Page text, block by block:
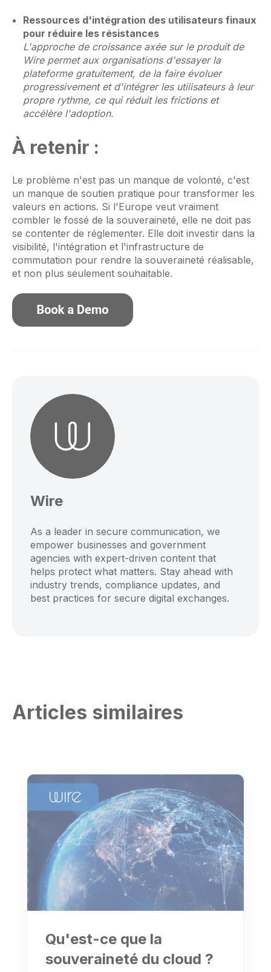
Ressources d'intégration des utilisateurs finaux
pour réduire les résistances
L'approche de croissance axée sur le produit de
Wire permet aux organisations d'essayer la
plateforme gratuitement, de la faire évoluer
progressivement et d'intégrer les utilisateurs à leur
propre rythme, ce qui réduit les frictions et
accélère l'adoption.
À retenir :
Le problème n'est pas un manque de volonté, c'est
un manque de soutien pratique pour transformer les
valeurs en actions. Si l'Europe veut vraiment
combler le fossé de la souveraineté, elle ne doit pas
se contenter de réglementer. Elle doit investir dans la
visibilité, l'intégration et l'infrastructure de
commutation pour rendre la souveraineté réalisable,
et non plus seulement souhaitable.
Wire
As a leader in secure communication, we
empower businesses and government
agencies with expert-driven content that
helps protect what matters. Stay ahead with
industry trends, compliance updates, and
best practices for secure digital exchanges.
Articles similaires
Qu'est-ce que la
souveraineté du cloud ?